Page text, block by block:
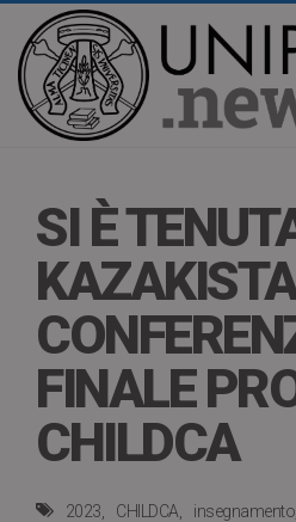
SI È
FINALE
CHILDCA
2023 CHILDCA insegnamento